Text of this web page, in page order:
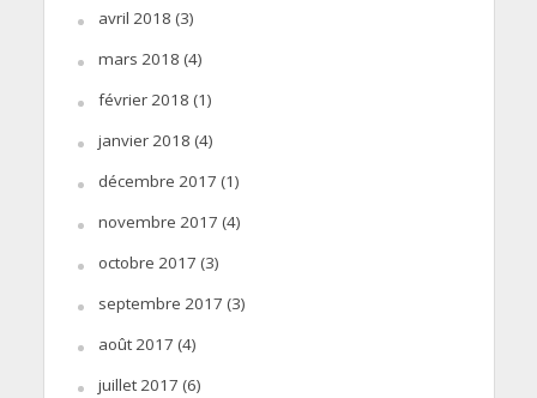
avril 2018 (3)
mars 2018 (4)
février 2018 (1)
janvier 2018 (4)
décembre 2017 (1)
novembre 2017 (4)
octobre 2017 (3)
septembre 2017 (3)
août 2017 (4)
juillet 2017 (6)